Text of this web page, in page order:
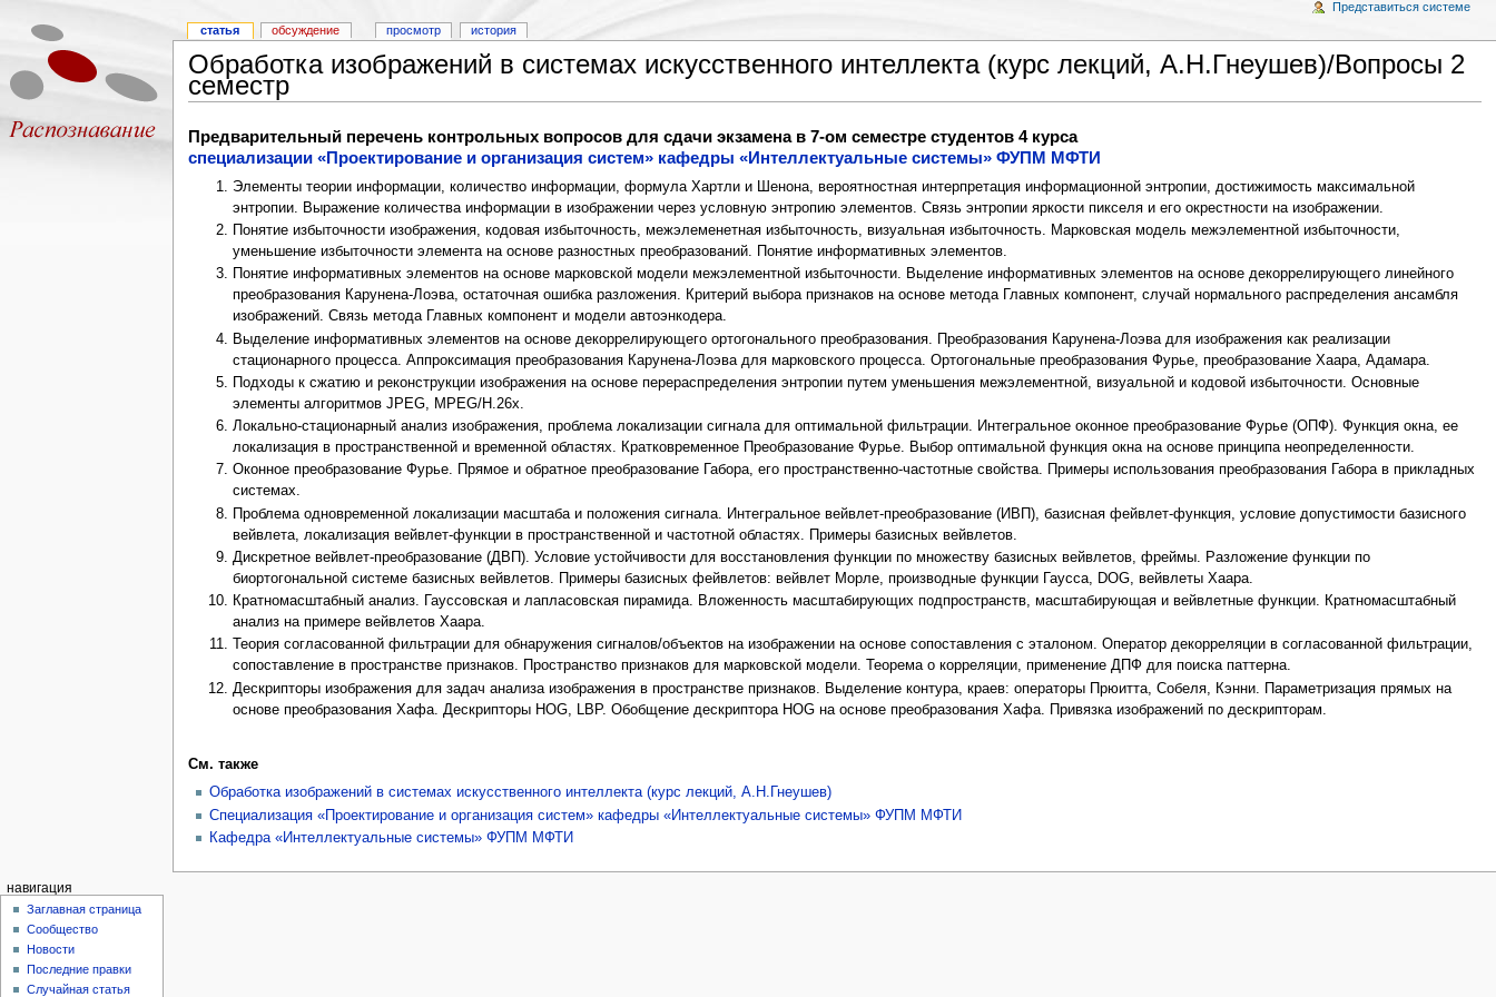
Обработка изображений в системах искусственного интеллекта (курс лекций, А.Н.Гнеушев)/Вопросы 2
семестр
Предварительный перечень контрольных вопросов для сдачи экзамена в 7-ом семестре студентов 4 курса
специализации «Проектирование и организация систем» кафедры «Интеллектуальные системы» ФУПМ МФТИ
Элементы теории информации, количество информации, формула Хартли и Шенона, вероятностная интерпретация информационной энтропии, достижимость максимальной
энтропии. Выражение количества информации в изображении через условную энтропию элементов. Связь энтропии яркости пикселя и его окрестности на изображении.
Понятие избыточности изображения, кодовая избыточность, межэлеменетная избыточность, визуальная избыточность. Марковская модель межэлементной избыточности,
уменьшение избыточности элемента на основе разностных преобразований. Понятие информативных элементов.
Понятие информативных элементов на основе марковской модели межэлементной избыточности. Выделение информативных элементов на основе декоррелирующего линейного
преобразования Карунена-Лоэва, остаточная ошибка разложения. Критерий выбора признаков на основе метода Главных компонент, случай нормального распределения ансамбля
изображений. Связь метода Главных компонент и модели автоэнкодера.
Выделение информативных элементов на основе декоррелирующего ортогонального преобразования. Преобразования Карунена-Лоэва для изображения как реализации
стационарного процесса. Аппроксимация преобразования Карунена-Лоэва для марковского процесса. Ортогональные преобразования Фурье, преобразование Хаара, Адамара.
Подходы к сжатию и реконструкции изображения на основе перераспределения энтропии путем уменьшения межэлементной, визуальной и кодовой избыточности. Основные
элементы алгоритмов JPEG, MPEG/H.26x.
Локально-стационарный анализ изображения, проблема локализации сигнала для оптимальной фильтрации. Интегральное оконное преобразование Фурье (ОПФ). Функция окна, ее
локализация в пространственной и временной областях. Кратковременное Преобразование Фурье. Выбор оптимальной функция окна на основе принципа неопределенности.
Оконное преобразование Фурье. Прямое и обратное преобразование Габора, его пространственно-частотные свойства. Примеры использования преобразования Габора в прикладных
системах.
Проблема одновременной локализации масштаба и положения сигнала. Интегральное вейвлет-преобразование (ИВП), базисная фейвлет-функция, условие допустимости базисного
вейвлета, локализация вейвлет-функции в пространственной и частотной областях. Примеры базисных вейвлетов.
Дискретное вейвлет-преобразование (ДВП). Условие устойчивости для восстановления функции по множеству базисных вейвлетов, фреймы. Разложение функции по
биортогональной системе базисных вейвлетов. Примеры базисных фейвлетов: вейвлет Морле, производные функции Гаусса, DOG, вейвлеты Хаара.
Кратномасштабный анализ. Гауссовская и лапласовская пирамида. Вложенность масштабирующих подпространств, масштабирующая и вейвлетные функции. Кратномасштабный
анализ на примере вейвлетов Хаара.
Теория согласованной фильтрации для обнаружения сигналов/объектов на изображении на основе сопоставления с эталоном. Оператор декорреляции в согласованной фильтрации,
сопоставление в пространстве признаков. Пространство признаков для марковской модели. Теорема о корреляции, применение ДПФ для поиска паттерна.
Дескрипторы изображения для задач анализа изображения в пространстве признаков. Выделение контура, краев: операторы Прюитта, Собеля, Кэнни. Параметризация прямых на
основе преобразования Хафа. Дескрипторы HOG, LBP. Обобщение дескриптора HOG на основе преобразования Хафа. Привязка изображений по дескрипторам.
См. также
Обработка изображений в системах искусственного интеллекта (курс лекций, А.Н.Гнеушев)
Специализация «Проектирование и организация систем» кафедры «Интеллектуальные системы» ФУПМ МФТИ
Кафедра «Интеллектуальные системы» ФУПМ МФТИ
статья обсуждение просмотр история
Представиться системе
навигация
Заглавная страница
Сообщество
Новости
Последние правки
Случайная статья